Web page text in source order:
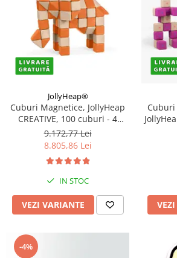
JollyHeap®
Cuburi Magnetice, JollyHeap
CREATIVE, 100 cuburi - 4
forme, Diverse culori
9.172,77 Lei
8.805,86 Lei
IN STOC
VEZI VARIANTE
Cuburi
2
-4%